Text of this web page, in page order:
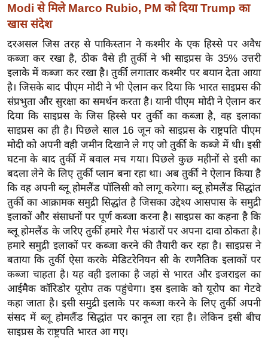
ख्सि
य
यं
ग
इं
डि
या
सा
हि
त्य
ज
ग
त
ऑ
टो
व
र्ल्ड
न्यू
ज
ब्री
Modi से मिले Marco Rubio, PM को दिया Trump का
खास संदेश
दरअसल जिस तरह से पाकिस्तान ने कश्मीर के एक हिस्से पर अवैध
कब्जा कर रखा है, ठीक वैसे ही तुर्की ने भी साइप्रस के 35% उत्तरी
इलाके में कब्जा कर रखा है। तुर्की लगातार कश्मीर पर बयान देता आया
है। जिसके बाद पीएम मोदी ने भी ऐलान कर दिया कि भारत साइप्रस की
संप्रभुता और सुरक्षा का समर्थन करता है। यानी पीएम मोदी ने ऐलान कर
दिया कि साइप्रस के जिस हिस्से पर तुर्की का कब्जा है, वह इलाका
साइप्रस का ही है। पिछले साल 16 जून को साइप्रस के राष्ट्रपति पीएम
मोदी को अपनी वही जमीन दिखाने ले गए जो तुर्की के कब्जे में थी। इसी
घटना के बाद तुर्की में बवाल मच गया। पिछले कुछ महीनों से इसी का
बदला लेने के लिए तुर्की प्लान बना रहा था। अब तुर्की ने ऐलान किया है
कि वह अपनी ब्लू होमलैंड पॉलिसी को लागू करेगा। ब्लू होमलैंड सिद्धांत
तुर्की का आक्रामक समुद्री सिद्धांत है जिसका उद्देश्य आसपास के समुद्री
इलाकों और संसाधनों पर पूर्ण कब्जा करना है। साइप्रस का कहना है कि
ब्लू होमलैंड के जरिए तुर्की हमारे गैस भंडारों पर अपना दावा ठोकता है।
हमारे समुद्री इलाकों पर कब्जा करने की तैयारी कर रहा है। साइप्रस ने
बताया कि तुर्की ऐसा करके मेडिटरेनियन सी के रणनैतिक इलाकों पर
कब्जा चाहता है। यह वही इलाका है जहां से भारत और इजराइल का
आईमैक कॉरिडोर यूरोप तक पहुंचेगा। इस इलाके को यूरोप का गेटवे
कहा जाता है। इसी समुद्री इलाके पर कब्जा करने के लिए तुर्की अपनी
संसद में ब्लू होमलैंड सिद्धांत पर कानून ला रहा है। लेकिन इसी बीच
साइप्रस के राष्ट्रपति भारत आ गए।